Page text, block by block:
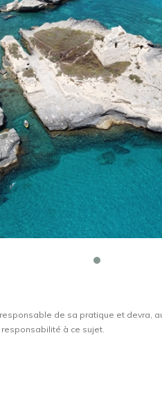
de sa pratique et devra,
à ce sujet.